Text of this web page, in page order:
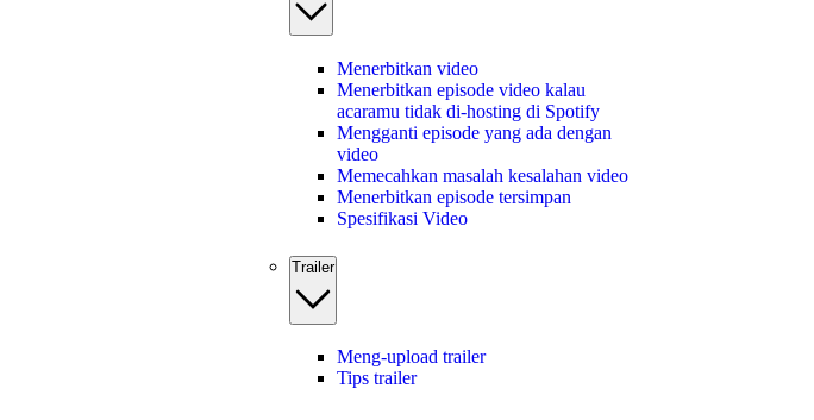
Menerbitkan video
Menerbitkan episode video kalau
acaramu tidak di-hosting di Spotify
Mengganti episode yang ada dengan
video
Memecahkan masalah kesalahan video
Menerbitkan episode tersimpan
Spesifikasi Video
Trailer
Meng-upload trailer
Tips trailer